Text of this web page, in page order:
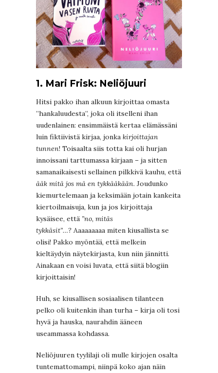
1. Mari Frisk: Neliöjuuri
Hitsi pakko ihan alkuun kirjoittaa omasta
”hankaluudesta”, joka oli itselleni ihan
uudenlainen: ensimmäistä kertaa elämässäni
luin fiktiivistä kirjaa, jonka kirjoittajan
tunnen! Toisaalta siis totta kai oli hurjan
innoissani tarttumassa kirjaan – ja sitten
samanaikaisesti sellainen pilkkivä kauhu, että
ääk mitä jos mä en tykkääkään. Joudunko
kiemurtelemaan ja keksimään jotain kankeita
kiertoilmaisuja, kun ja jos kirjoittaja
kysäisee, että ”no, mitäs
tykkäsit”…? Aaaaaaaaa miten kiusallista se
olisi! Pakko myöntää, että melkein
kieltäydyin näytekirjasta, kun niin jännitti.
Ainakaan en voisi luvata, että siitä blogiin
kirjoittaisin!
Huh, se kiusallisen sosiaalisen tilanteen
pelko oli kuitenkin ihan turha – kirja oli tosi
hyvä ja hauska, naurahdin ääneen
useammassa kohdassa.
Neliöjuuren tyylilaji oli mulle kirjojen osalta
tuntemattomampi, niinpä koko ajan näin